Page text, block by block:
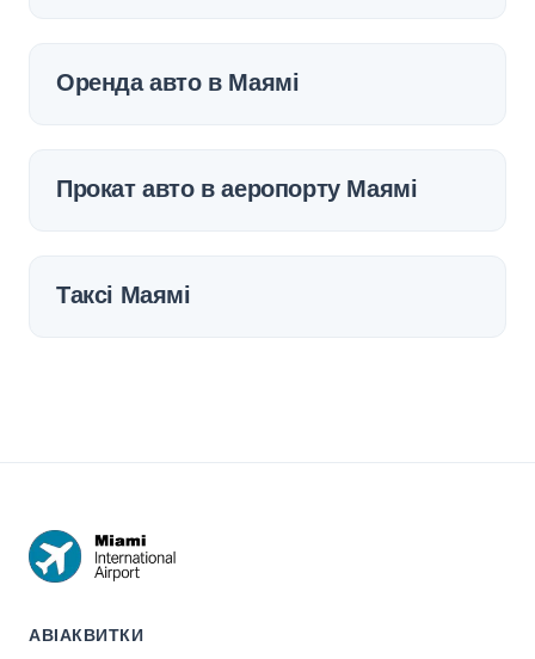
Оренда авто в Маямі
Прокат авто в аеропорту Маямі
Таксі Маямі
АВІАКВИТКИ